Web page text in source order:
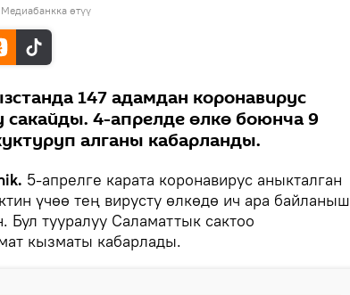
Медиабанкка өтүү
147 адамдан коронавирус
4-апрелде өлкө боюнча 9
алганы кабарланды.
5-апрелге карата коронавирус аныкталган
үчөө тең вирусту өлкөдө ич ара байланыш
Бул тууралуу Саламаттык сактоо
кызматы кабарлады.